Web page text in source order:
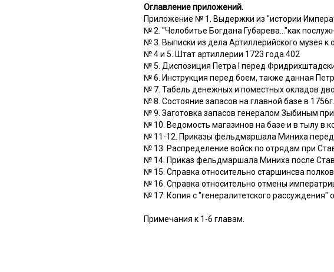
Оглавление приложений.
Приложение № 1. Выдержки из "истории
№ 2. "Челобитье Богдана Губарева..."как
№ 3. Выписки из дела Артиллерийского музея к
№ 4 и 5. Штат артиллерии 1723 года.402
№ 5. Диспозиция Петра I перед
№ 6. Инструкция перед боем, также данная
№ 7. Табель денежных и поместных окладов
№ 8. Состояние запасов на главной базе в
№ 9. Заготовка запасов генералом Зыбиным
№ 10. Ведомость магазинов на базе и в тылу в
№ 11-12. Приказы фельдмаршала Миниха перед
№ 13. Распределение войск по отрядам при
№ 14. Приказ фельдмаршала Миниха после
№ 15. Справка относительно старшинсва
№ 16. Справка относительно отмены
№ 17. Копия с "генералитетского рассуждения"
Примечания к 1-6 главам.